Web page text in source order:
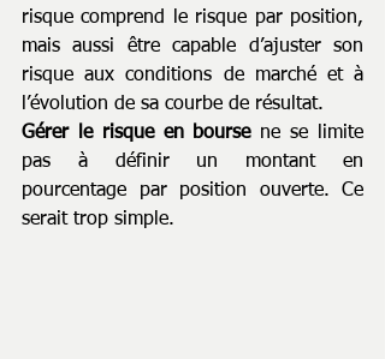
risque comprend le risque par position,
mais aussi être capable d’ajuster son
risque aux conditions de marché et à
l’évolution de sa courbe de résultat.
Gérer le risque en bourse ne se limite
pas à définir un montant en
pourcentage par position ouverte. Ce
serait trop simple.